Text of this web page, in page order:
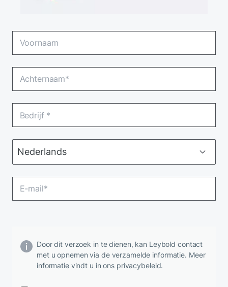
Door dit verzoek in te dienen, kan Leybold contact
met u opnemen via de verzamelde informatie. Meer
informatie vindt u in ons privacybeleid.